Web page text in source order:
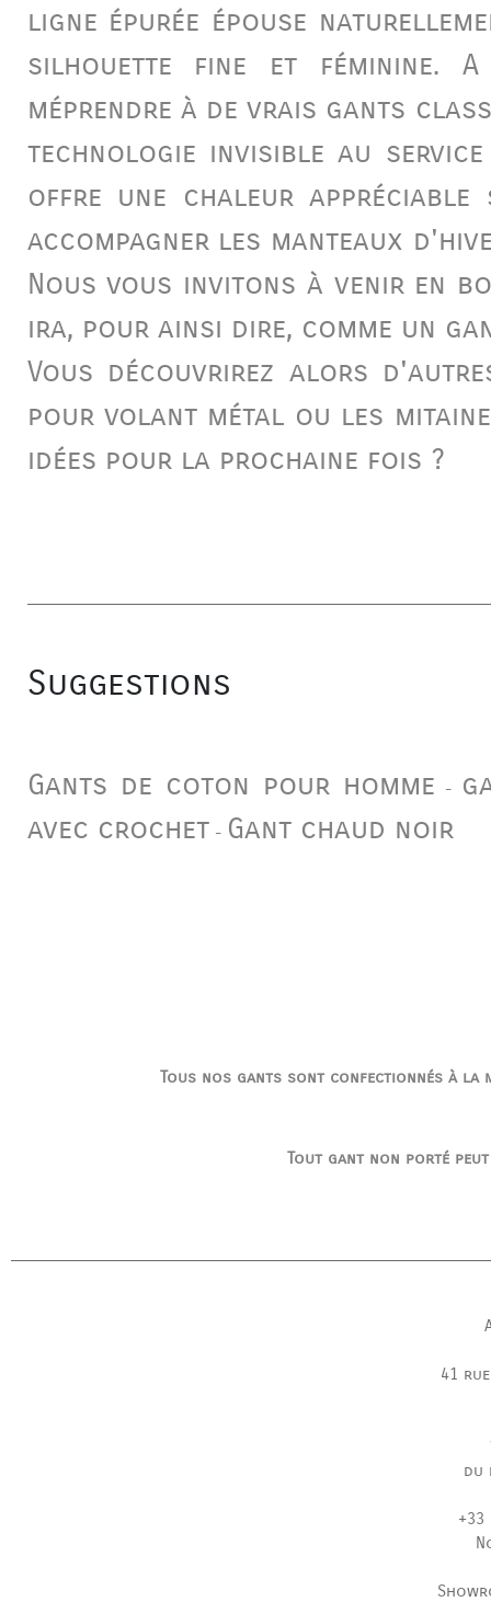
ligne épurée épouse
silhouette fine et féminine.
méprendre à de vrais gants
technologie invisible au
offre une chaleur
accompagner les manteaux
Nous vous invitons à venir en
ira, pour ainsi dire, comme un
Vous découvrirez alors
pour volant métal ou les
idées pour la prochaine fois ?
Suggestions
Gants de coton pour homme -
avec crochet - Gant chaud noir
Tous nos gants sont confectionnés à
Tout gant non porté
41
du
+33